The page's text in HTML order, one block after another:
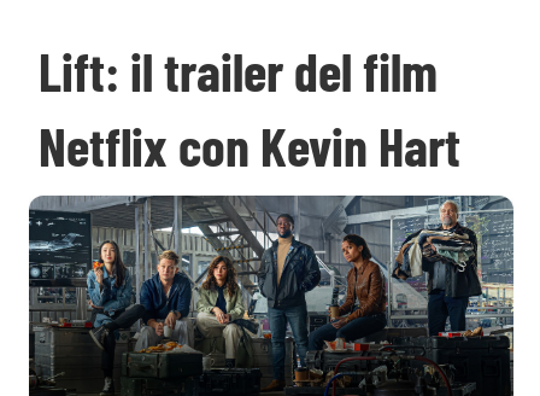
Lift: il trailer del film
Netflix con Kevin Hart